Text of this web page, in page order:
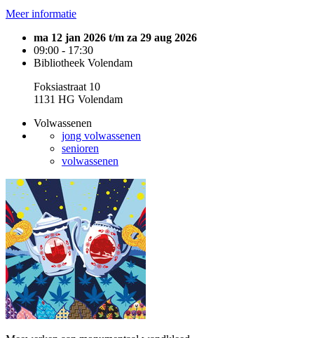
Meer informatie
ma 12 jan 2026 t/m za 29 aug 2026
09:00 - 17:30
Bibliotheek Volendam
Foksiastraat 10
1131 HG Volendam
Volwassenen
jong volwassenen
senioren
volwassenen